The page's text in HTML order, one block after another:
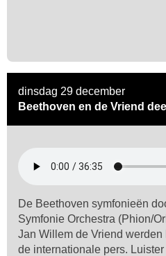
dinsdag 29 december
Beethoven en de Vriend
De Beethoven symfonieën
Symfonie Orchestra (Phion/
Jan Willem de Vriend
de internationale pers.